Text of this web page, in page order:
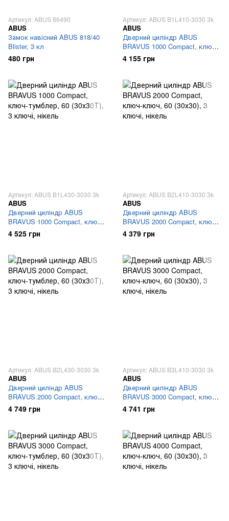
Артикул: ABUS 86490
ABUS
Замок навісний ABUS 818/40
Blister, 3 кл
480 грн
Артикул: ABUS B1L410-3030 3k
ABUS
Дверний циліндр ABUS
BRAVUS 1000 Compact, ключ-
ключ, 60 (30х30), 3 ключі,
4 155 грн
Артикул: ABUS B1L430-3030 3k
ABUS
Дверний циліндр ABUS
BRAVUS 1000 Compact, ключ-
тумблер, 60 (30х30Т), 3 ключі,
4 525 грн
Артикул: ABUS B2L410-3030 3k
ABUS
Дверний циліндр ABUS
BRAVUS 2000 Compact, ключ-
ключ, 60 (30х30), 3 ключі,
4 379 грн
Артикул: ABUS B2L430-3030 3k
ABUS
Дверний циліндр ABUS
BRAVUS 2000 Compact, ключ-
тумблер, 60 (30х30Т), 3 ключі,
4 749 грн
Артикул: ABUS B3L410-3030 3k
ABUS
Дверний циліндр ABUS
BRAVUS 3000 Compact, ключ-
ключ, 60 (30х30), 3 ключі,
4 741 грн